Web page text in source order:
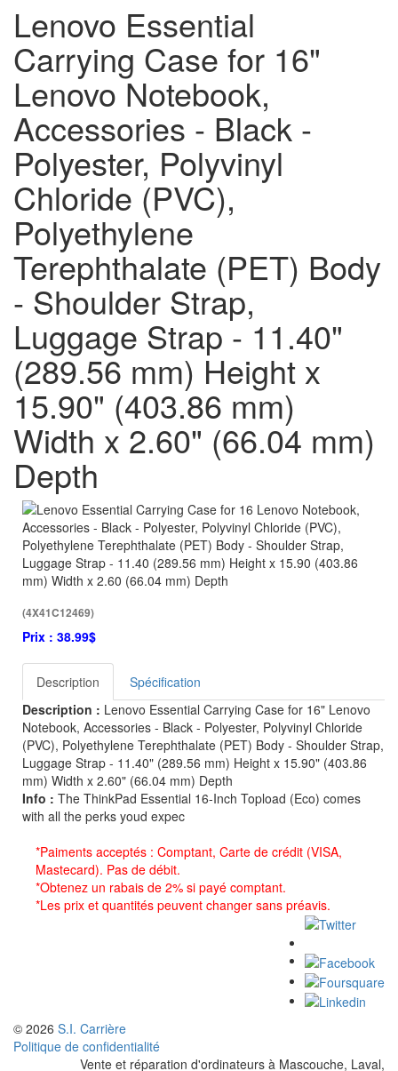
Lenovo Essential
Carrying Case for 16"
Lenovo Notebook,
Accessories - Black -
Polyester, Polyvinyl
Chloride (PVC),
Polyethylene
Terephthalate (PET) Body
- Shoulder Strap,
Luggage Strap - 11.40"
(289.56 mm) Height x
15.90" (403.86 mm)
Width x 2.60" (66.04 mm)
Depth
(4X41C12469)
Prix : 38.99$
Description
Spécification
Description : Lenovo Essential Carrying Case for 16" Lenovo
Notebook, Accessories - Black - Polyester, Polyvinyl Chloride
(PVC), Polyethylene Terephthalate (PET) Body - Shoulder Strap,
Luggage Strap - 11.40" (289.56 mm) Height x 15.90" (403.86
mm) Width x 2.60" (66.04 mm) Depth
Info : The ThinkPad Essential 16-Inch Topload (Eco) comes
with all the perks youd expec
*Paiments acceptés : Comptant, Carte de crédit (VISA,
Mastecard). Pas de débit.
*Obtenez un rabais de 2% si payé comptant.
*Les prix et quantités peuvent changer sans préavis.
© 2026 S.I. Carrière
Politique de confidentialité
Vente et réparation d'ordinateurs à Mascouche, Laval,